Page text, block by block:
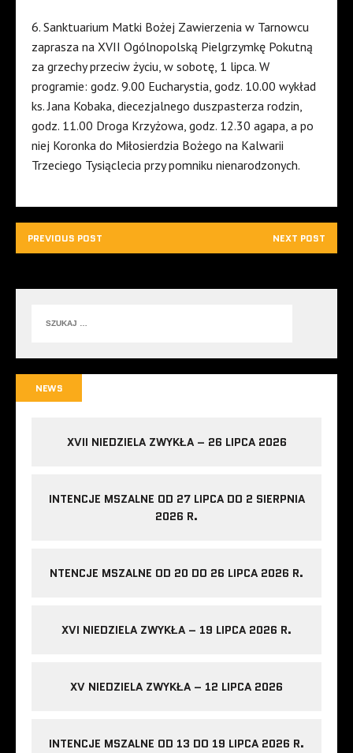
6. Sanktuarium Matki Bożej Zawierzenia w Tarnowcu
zaprasza na XVII Ogólnopolską Pielgrzymkę Pokutną
za grzechy przeciw życiu, w sobotę, 1 lipca. W
programie: godz. 9.00 Eucharystia, godz. 10.00 wykład
ks. Jana Kobaka, diecezjalnego duszpasterza rodzin,
godz. 11.00 Droga Krzyżowa, godz. 12.30 agapa, a po
niej Koronka do Miłosierdzia Bożego na Kalwarii
Trzeciego Tysiąclecia przy pomniku nienarodzonych.
PREVIOUS POST NEXT POST
NEWS
XVII NIEDZIELA ZWYKŁA – 26 LIPCA 2026
INTENCJE MSZALNE OD 27 LIPCA DO 2 SIERPNIA
2026 R.
NTENCJE MSZALNE OD 20 DO 26 LIPCA 2026 R.
XVI NIEDZIELA ZWYKŁA – 19 LIPCA 2026 R.
XV NIEDZIELA ZWYKŁA – 12 LIPCA 2026
INTENCJE MSZALNE OD 13 DO 19 LIPCA 2026 R.